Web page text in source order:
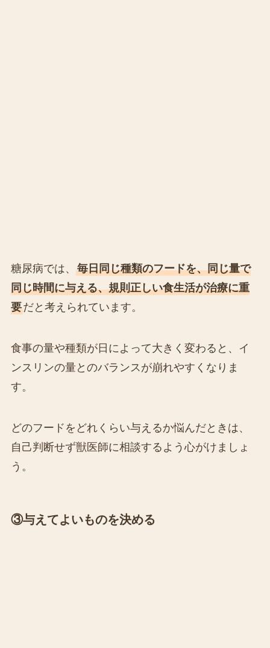
糖尿病では、 毎日同じ種類のフードを、同じ量で
同じ時間に与える、規則正しい食生活が治療に重
要だと考えられています。
食事の量や種類が日によって大きく変わると、イ
ンスリンの量とのバランスが崩れやすくなりま
す。
どのフードをどれくらい与えるか悩んだときは、
自己判断せず獣医師に相談するよう心がけましょ
う。
③与えてよいものを決める